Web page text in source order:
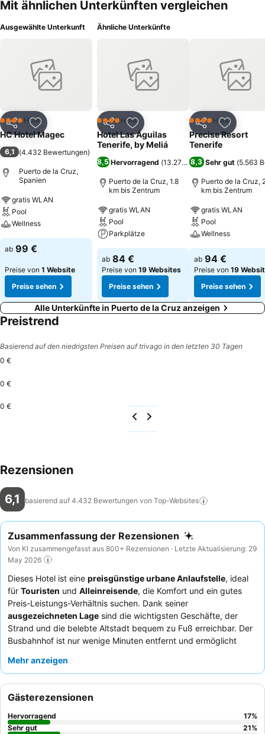
Mit ähnlichen Unterkünften vergleichen
Ausgewählte Unterkunft
Teilen Zu Favoriten hinzufügen
4 SterneHotel
HC Hotel Magec
6,1 (4.432 Bewertungen)
Puerto de la Cruz,
Spanien
gratis WLAN
Pool
Wellness
ab 99 €
Preise von 1 Website
Preise sehen
Ähnliche Unterkünfte
Teilen Zu Favoriten hinzufügen
4 SterneHotel
Hotel Las Águilas
Tenerife, by Meliá
8,5 Hervorragend (13.278 Bewertungen)
Puerto de la Cruz, 1.8
km bis Zentrum
gratis WLAN
Pool
Parkplätze
ab 84 €
Preise von 19 Websites
Preise sehen
Teilen Zu
4 SterneHotel
Precise Resort
Tenerife
8,3 Sehr gut (5.563
Puerto de la Cruz,
km bis Zentrum
gratis WLAN
Pool
Wellness
ab 94 €
Preise von 19
Preise sehen
Alle Unterkünfte in Puerto de la Cruz anzeigen
Preistrend
Basierend auf den niedrigsten Preisen auf trivago in den letzten 30 Tagen
0 €
0 €
0 €
Rezensionen
6,1 basierend auf 4.432 Bewertungen von Top-Websites
Zusammenfassung der Rezensionen
Von KI zusammengefasst aus 800+ Rezensionen · Letzte Aktualisierung: 29
May 2026
Dieses Hotel ist eine preisgünstige urbane Anlaufstelle, ideal
für Touristen und Alleinreisende, die Komfort und ein gutes
Preis-Leistungs-Verhältnis suchen. Dank seiner
ausgezeichneten Lage sind die wichtigsten Geschäfte, der
Strand und die belebte Altstadt bequem zu Fuß erreichbar. Der
Busbahnhof ist nur wenige Minuten entfernt und ermöglicht
Zimmer, einige davon mit
Personal und den Service
hilfsbereite Art des Teams sowie ein abwechslungsreiches
Frühstücksangebot
mit kontinentalen und englischen Optionen.
Für ein ruhigeres Erlebnis könnten Zimmer, die nicht zur Straße
Mehr anzeigen
Gästerezensionen
Hervorragend 17%
Sehr gut
21%